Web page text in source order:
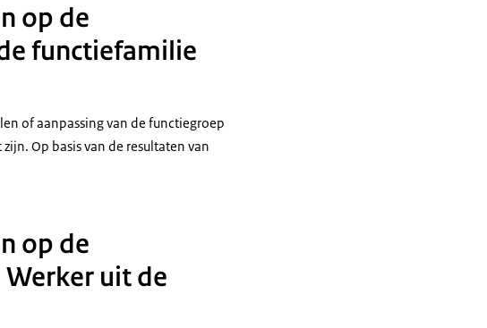
op de
functiefamilie
of aanpassing van de functiegroep
Op basis van de resultaten van
op de
uit de